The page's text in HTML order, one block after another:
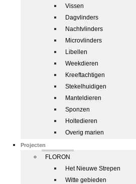
Vissen
Dagvlinders
Nachtvlinders
Microvlinders
Libellen
Weekdieren
Kreeftachtigen
Stekelhuidigen
Manteldieren
Sponzen
Holtedieren
Overig marien
Projecten
FLORON
Het Nieuwe Strepen
Witte gebieden